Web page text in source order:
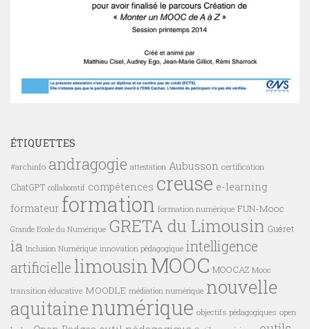
ÉTIQUETTES
#archinfo andragogie attestation Aubusson certification
ChatGPT collaboratif compétences creuse e-learning
formateur formation formation numérique FUN-Mooc
Grande Ecole du Numérique GRETA du Limousin Guéret
ia Inclusion Numérique innovation pédagogique intelligence
artificielle limousin MOOC MOOCAZ Mooc
transition éducative MOODLE médiation numérique nouvelle
aquitainenumérique objectifs pédagogiques open